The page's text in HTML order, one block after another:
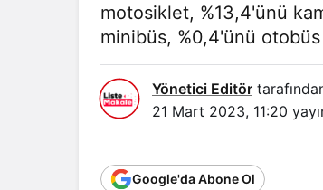
motosiklet, %13,4'ünü
minibüs, %0,4'ünü
Yönetici Editör
21 Mart 2023, 11:20
Google'da Abone Ol